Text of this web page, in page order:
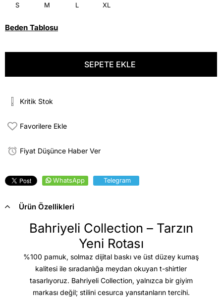
S M L XL
Beden Tablosu
Kritik Stok
Favorilere Ekle
Fiyat Düşünce Haber Ver
WhatsApp Telegram
Ürün Özellikleri
Bahriyeli Collection – Tarzın
Yeni Rotası
%100 pamuk, solmaz dijital baskı ve üst düzey kumaş
kalitesi ile sıradanlığa meydan okuyan t-shirtler
tasarlıyoruz. Bahriyeli Collection, yalnızca bir giyim
markası değil; stilini cesurca yansıtanların tercihi.